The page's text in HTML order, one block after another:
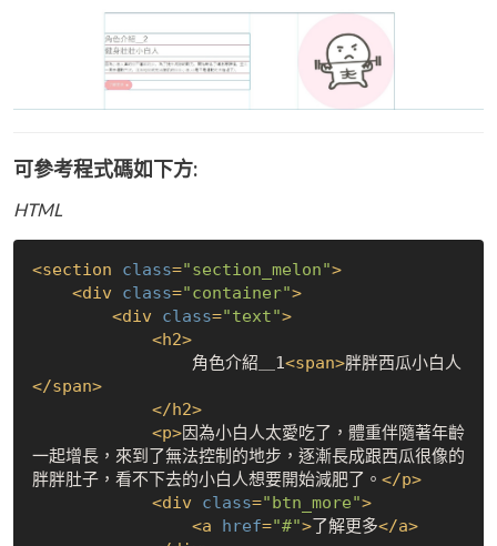
可參考程式碼如下方:
HTML
<section class="section_melon">
<div class="container">
<div class="text">
<h2>
                角色介紹＿1
<span>胖胖西瓜小白人
</span>
</h2>
<p>因為小白人太愛吃了，體重伴隨著年齡
一起增長，來到了無法控制的地步，逐漸長成跟西瓜很像的
胖胖肚子，看不下去的小白人想要開始減肥了。 </p>
<div class="btn_more">
<a href="#">了解更多</a>